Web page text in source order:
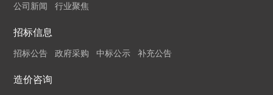
公司新闻 行业聚焦
招标信息
招标公告 政府采购 中标公示 补充公告
造价咨询